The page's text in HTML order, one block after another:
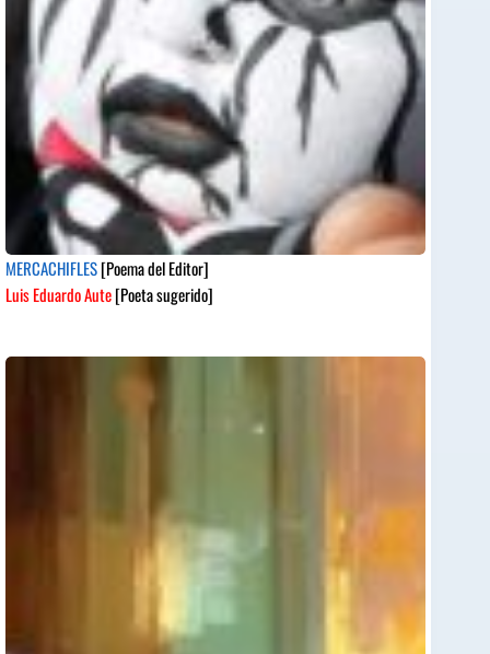
MERCACHIFLES[Poema del Editor]
Luis Eduardo Aute[Poeta sugerido]